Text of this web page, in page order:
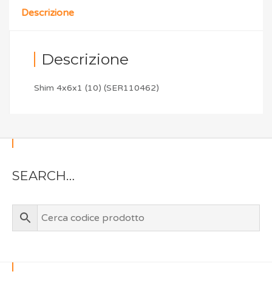
Descrizione
Descrizione
Shim 4x6x1 (10) (SER110462)
SEARCH…